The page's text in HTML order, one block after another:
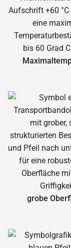
grobe